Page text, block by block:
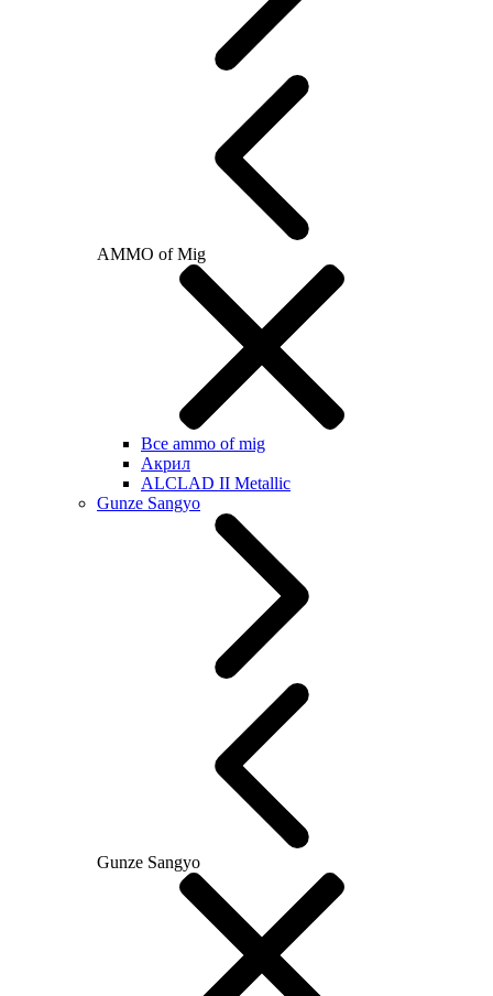
AMMO of Mig
Все ammo of mig
Акрил
ALCLAD II Metallic
Gunze Sangyo
Gunze Sangyo